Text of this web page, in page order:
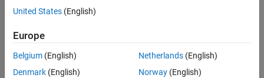
A Project Overview
Quality Objectives
dashboard to monitor your code
quality against predefined quality objectives thresholds.
United States (English)
Europe
Belgium (English)
Denmark (English)
Netherlands(English)
Norway(English)